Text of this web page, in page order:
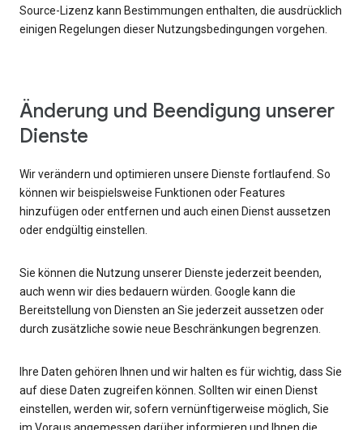
Source-Lizenz kann Bestimmungen enthalten, die ausdrücklich
einigen Regelungen dieser Nutzungsbedingungen vorgehen.
Änderung und Beendigung unserer
Dienste
Wir verändern und optimieren unsere Dienste fortlaufend. So
können wir beispielsweise Funktionen oder Features
hinzufügen oder entfernen und auch einen Dienst aussetzen
oder endgültig einstellen.
Sie können die Nutzung unserer Dienste jederzeit beenden,
auch wenn wir dies bedauern würden. Google kann die
Bereitstellung von Diensten an Sie jederzeit aussetzen oder
durch zusätzliche sowie neue Beschränkungen begrenzen.
Ihre Daten gehören Ihnen und wir halten es für wichtig, dass Sie
auf diese Daten zugreifen können. Sollten wir einen Dienst
einstellen, werden wir, sofern vernünftigerweise möglich, Sie